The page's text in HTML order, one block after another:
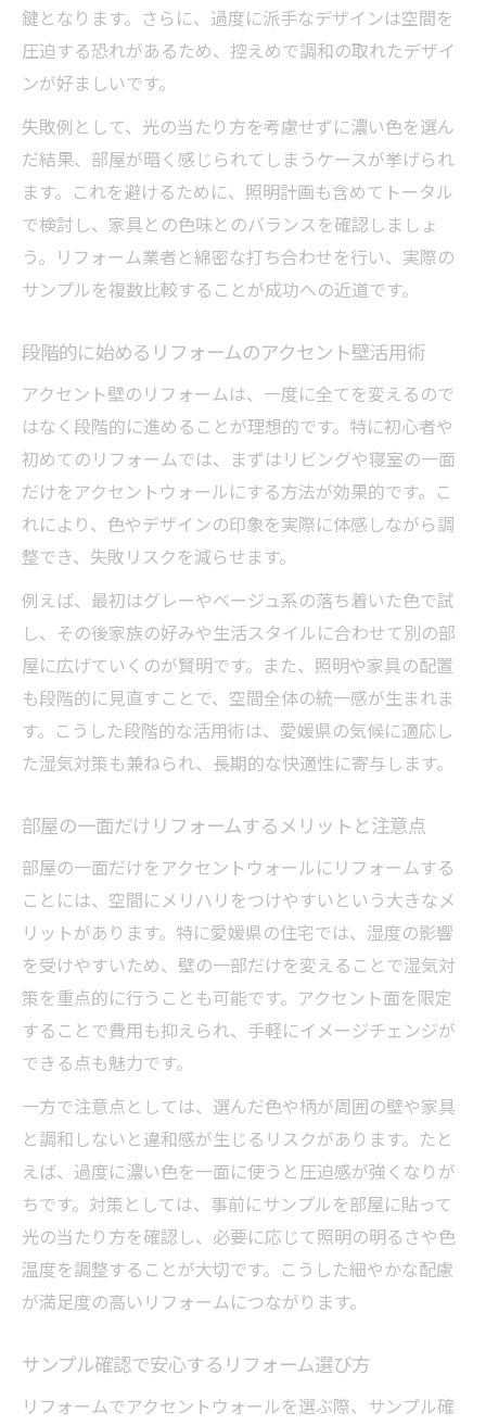
鍵となります。さらに、過度に派手なデザインは空間を
圧迫する恐れがあるため、控えめで調和の取れたデザイ
ンが好ましいです。
失敗例として、光の当たり方を考慮せずに濃い色を選ん
だ結果、部屋が暗く感じられてしまうケースが挙げられ
ます。これを避けるために、照明計画も含めてトータル
で検討し、家具との色味とのバランスを確認しましょ
う。リフォーム業者と綿密な打ち合わせを行い、実際の
サンプルを複数比較することが成功への近道です。
段階的に始めるリフォームのアクセント壁活用術
アクセント壁のリフォームは、一度に全てを変えるので
はなく段階的に進めることが理想的です。特に初心者や
初めてのリフォームでは、まずはリビングや寝室の一面
だけをアクセントウォールにする方法が効果的です。こ
れにより、色やデザインの印象を実際に体感しながら調
整でき、失敗リスクを減らせます。
例えば、最初はグレーやベージュ系の落ち着いた色で試
し、その後家族の好みや生活スタイルに合わせて別の部
屋に広げていくのが賢明です。また、照明や家具の配置
も段階的に見直すことで、空間全体の統一感が生まれま
す。こうした段階的な活用術は、愛媛県の気候に適応し
た湿気対策も兼ねられ、長期的な快適性に寄与します。
部屋の一面だけリフォームするメリットと注意点
部屋の一面だけをアクセントウォールにリフォームする
ことには、空間にメリハリをつけやすいという大きなメ
リットがあります。特に愛媛県の住宅では、湿度の影響
を受けやすいため、壁の一部だけを変えることで湿気対
策を重点的に行うことも可能です。アクセント面を限定
することで費用も抑えられ、手軽にイメージチェンジが
できる点も魅力です。
一方で注意点としては、選んだ色や柄が周囲の壁や家具
と調和しないと違和感が生じるリスクがあります。たと
えば、過度に濃い色を一面に使うと圧迫感が強くなりが
ちです。対策としては、事前にサンプルを部屋に貼って
光の当たり方を確認し、必要に応じて照明の明るさや色
温度を調整することが大切です。こうした細やかな配慮
が満足度の高いリフォームにつながります。
サンプル確認で安心するリフォーム選び方
リフォームでアクセントウォールを選ぶ際、サンプル確